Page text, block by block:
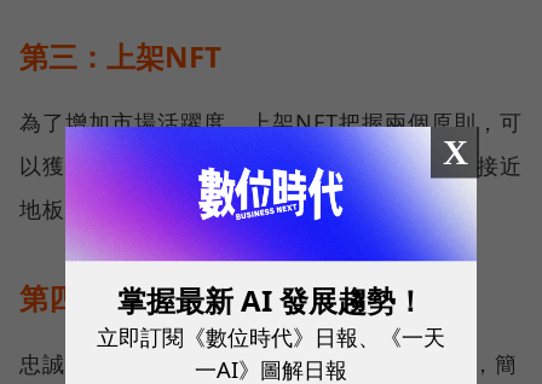
第三：上架NFT
為了增加市場活躍度，上架NFT把握兩個原則，可
以獲得更多的鑽石。原則一，上架的NFT價格接近
地板價」；原則二，延長上架的時間。
第四：忠誠度
忠誠度積分來自於對Magic Eden的專一程度，簡
X
掌握最新 AI 發展趨勢！
立即訂閱《數位時代》日報、《一天
一AI》圖解日報